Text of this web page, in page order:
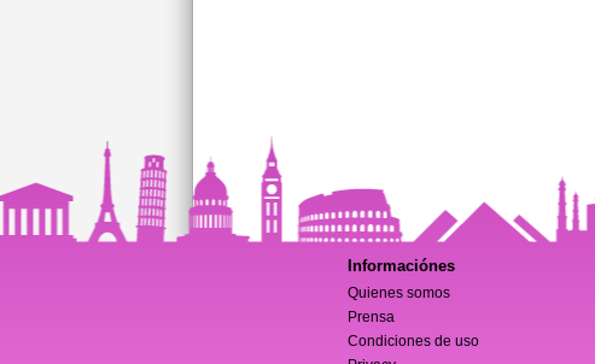
Informaciónes
Quienes somos
Prensa
Condiciones de uso